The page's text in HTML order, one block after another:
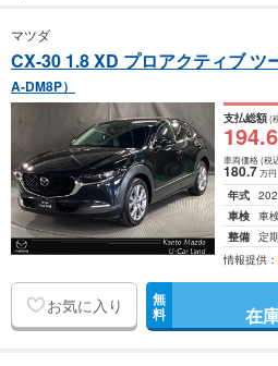
マツダ
CX-30 1.8 XD プロアクティブ ツ
A-DM8P）
支払総額(
194.6
車両価格(税
180.7万円
年式
車検 車
整備 定
情報提供：
お気に入り 無
料 在